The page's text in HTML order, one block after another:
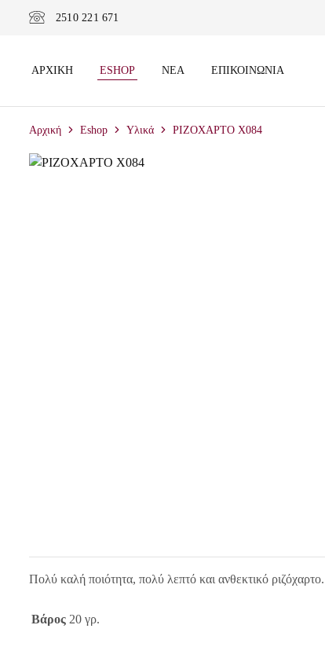
2510 221 671
ΑΡΧΙΚΉ ESHOP ΝΈΑ ΕΠΙΚΟΙΝΩΝΊΑ
Αρχική Eshop Υλικά ΡΙΖΟΧΑΡΤΟ X084
Πολύ καλή ποιότητα, πολύ λεπτό και ανθεκτικό
Βάρος 20 γρ.